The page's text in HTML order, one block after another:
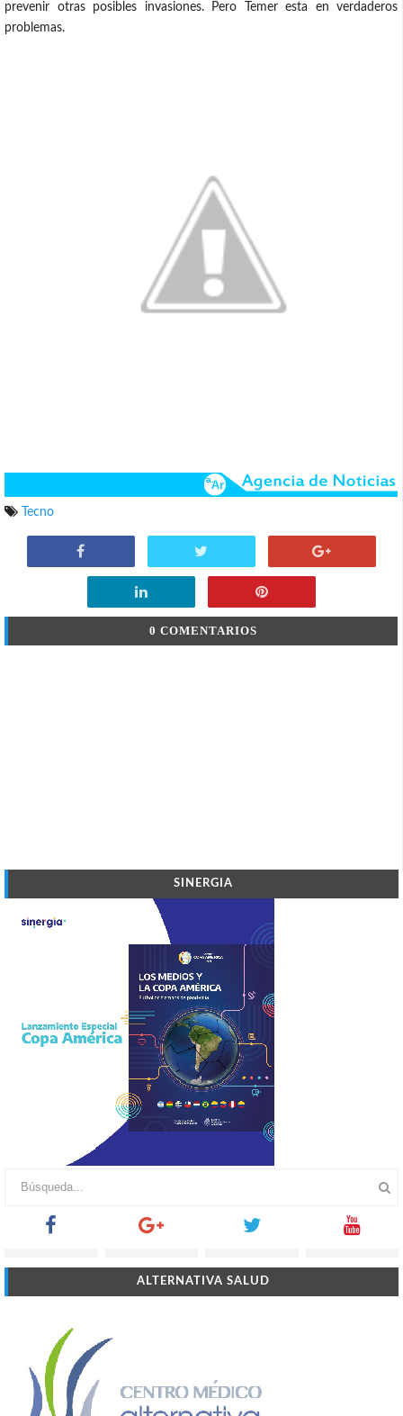
prevenir otras posibles invasiones. Pero Temer esta en verdaderos
problemas.
Tecno
0 COMENTARIOS
SINERGIA
ALTERNATIVA SALUD